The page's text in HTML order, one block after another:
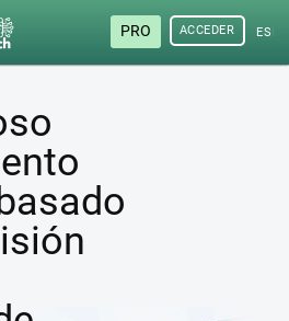
PRO ACCEDER